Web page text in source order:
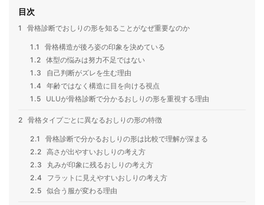
目次
1 骨格診断でおしりの形を知ることがなぜ重要なのか
1.1
骨格構造が後ろ姿の印象を決めている
1.2 体型の悩みは努力不足ではない
1.3
自己判断がズレを生む理由
1.4
年齢ではなく構造に目を向ける視点
1.5
ULUが骨格診断で分かるおしりの形を重視する理由
2 骨格タイプごとに異なるおしりの形の特徴
2.1
骨格診断で分かるおしりの形は比較で理解が深まる
2.2 高さが出やすいおしりの考え方
2.3
丸みが印象に残るおしりの考え方
2.4
フラットに見えやすいおしりの考え方
2.5 似合う服が変わる理由